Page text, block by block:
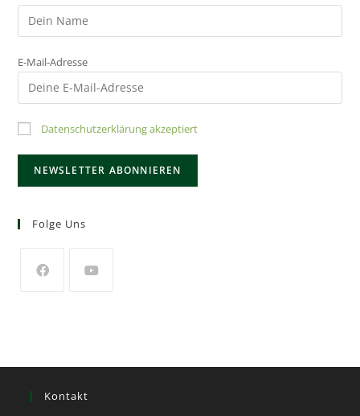
E-Mail-Adresse
Datenschutzerklärung akzeptiert
Folge Uns
Kontakt